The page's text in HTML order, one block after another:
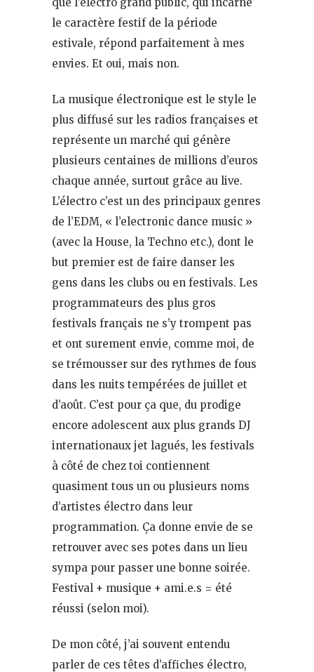
le caractère festif de la période
estivale, répond parfaitement à mes
envies. Et oui, mais non.
La musique électronique est le style le
plus diffusé sur les radios françaises et
représente un marché qui génère
plusieurs centaines de millions d’euros
chaque année, surtout grâce au live.
L’électro c’est un des principaux genres
de l’EDM, « l’electronic dance music »
(avec la House, la Techno etc.), dont le
but premier est de faire danser les
gens dans les clubs ou en festivals. Les
programmateurs des plus gros
festivals français ne s’y trompent pas
et ont surement envie, comme moi, de
se trémousser sur des rythmes de fous
dans les nuits tempérées de juillet et
d’août. C’est pour ça que, du prodige
encore adolescent aux plus grands DJ
internationaux jet lagués, les festivals
à côté de chez toi contiennent
quasiment tous un ou plusieurs noms
d’artistes électro dans leur
programmation. Ça donne envie de se
retrouver avec ses potes dans un lieu
sympa pour passer une bonne soirée.
Festival + musique + ami.e.s = été
réussi (selon moi).
De mon côté, j’ai souvent entendu
parler de ces têtes d’affiches électro,